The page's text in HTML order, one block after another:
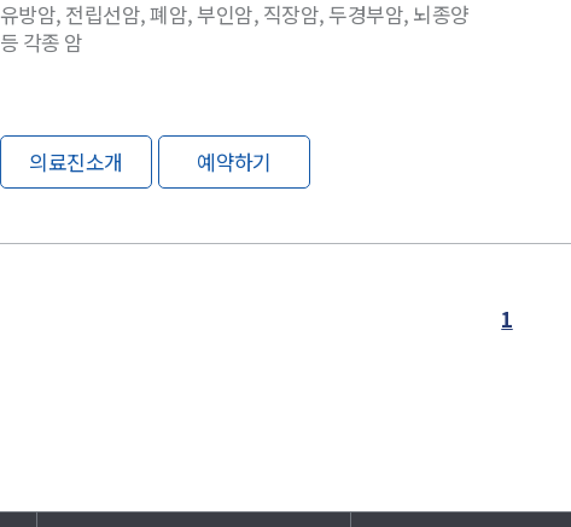
유방암, 전립선암, 폐암, 부인암, 직장암, 두경부암, 뇌종양
등 각종 암
의료진소개 예약하기
1